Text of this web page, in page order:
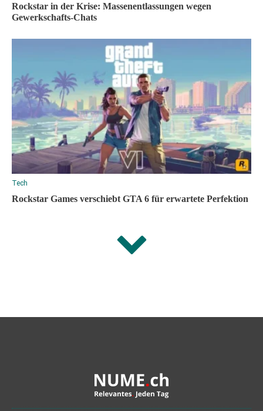
Rockstar in der Krise: Massenentlassungen wegen
Gewerkschafts-Chats
Tech
Rockstar Games verschiebt GTA 6 für erwartete Perfektion